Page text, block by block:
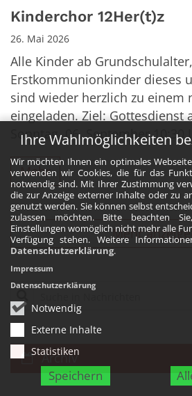
Ihre Wahlmöglichkeiten
Wir möchten Ihnen ein optimales
verwenden wir Cookies, die für das
notwendig sind. Mit Ihrer Zustimmung
die zur Anzeige externer Inhalte oder zu
genutzt werden. Sie können selbst
zulassen möchten. Bitte beachten
Einstellungen womöglich nicht mehr alle
Verfügung stehen. Weitere
Datenschutzerklärung.
Notwendig
Externe Inhalte
Statistiken
Speichern
Impressum
Datenschutzerklärung
Kinderchor 12Her(t)z
26. Mai 2026
Alle Kinder ab
Erstkommunionkinder dieses
sind wieder herzlich zu einem
eingeladen. Ziel: Gottesdienst
Sonntag, 06. September 10:30
Mehr
Mehr
Suche in Nachrichten
Archiv